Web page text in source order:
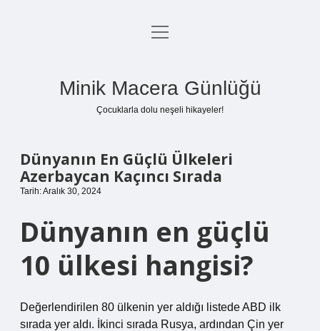
Anasayfa
menüyü
Minik Macera Günlüğü
Çocuklarla dolu neşeli hikayeler!
Dünyanın En Güçlü Ülkeleri
Azerbaycan Kaçıncı Sırada
Tarih: Aralık 30, 2024
Dünyanın en güçlü
10 ülkesi hangisi?
Değerlendirilen 80 ülkenin yer aldığı listede ABD ilk
sırada yer aldı. İkinci sırada Rusya, ardından Çin yer